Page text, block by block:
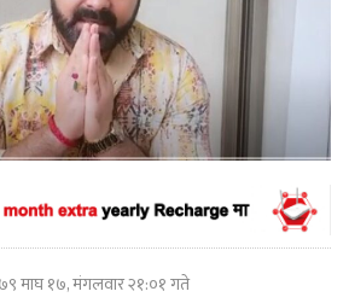
माघ १७, मंगलवार २१:०१ गते